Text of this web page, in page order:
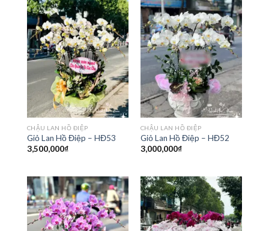
CHẬU LAN HỒ ĐIỆP
Giỏ Lan Hồ Điệp – HĐ53
3,500,000₫
CHẬU LAN HỒ ĐIỆP
Giỏ Lan Hồ Điệp – HĐ52
3,000,000₫